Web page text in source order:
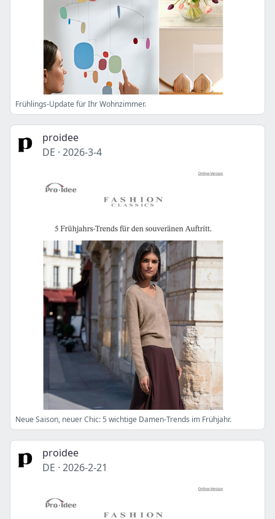
Frühlings-Update für Ihr Wohnzimmer.
proidee
DE · 2026-3-4
Neue Saison, neuer Chic: 5 wichtige Damen-Trends im Frühjahr.
proidee
DE · 2026-2-21